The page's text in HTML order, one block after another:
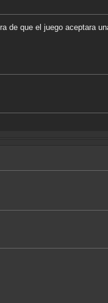
de que el juego aceptara